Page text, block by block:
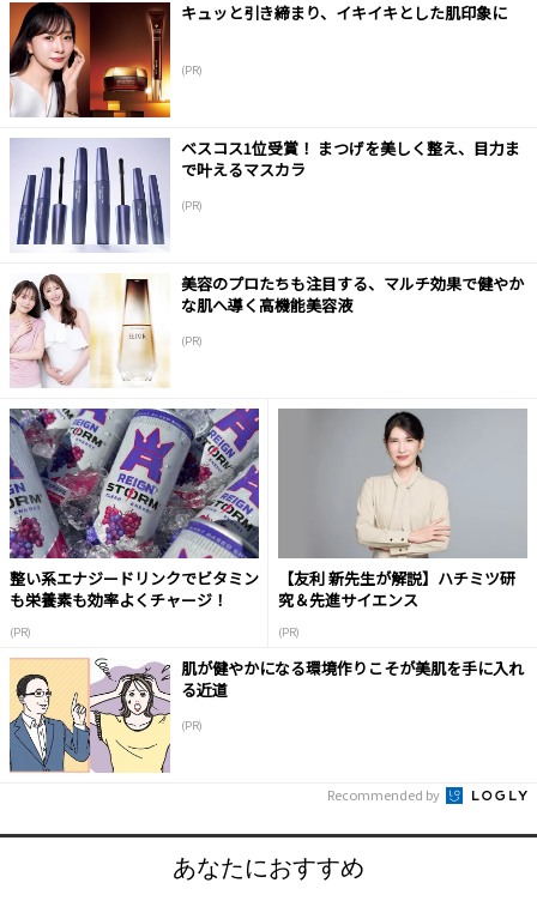
キュッと引き締まり、イキイキとした肌印象に
(PR)
ベスコス1位受賞！ まつげを美しく整え、目力ま
で叶えるマスカラ
(PR)
美容のプロたちも注目する、マルチ効果で健やか
な肌へ導く高機能美容液
(PR)
整い系エナジードリンクでビタミン
も栄養素も効率よくチャージ！
(PR)
【友利 新先生が解説】ハチミツ研
究＆先進サイエンス
(PR)
肌が健やかになる環境作りこそが美肌を手に入れ
る近道
(PR)
Recommended by
あなたにおすすめ